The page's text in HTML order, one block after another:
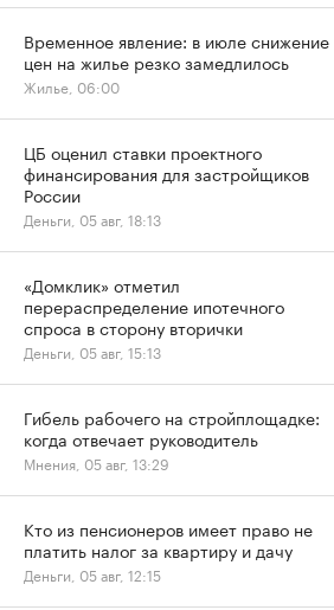
Временное явление: в июле снижение
цен на жилье резко замедлилось
Жилье, 06:00
ЦБ оценил ставки проектного
финансирования для застройщиков
России
Деньги, 05 авг, 18:13
«Домклик» отметил
перераспределение ипотечного
спроса в сторону вторички
Деньги, 05 авг, 15:13
Гибель рабочего на стройплощадке:
когда отвечает руководитель
Мнения, 05 авг, 13:29
Кто из пенсионеров имеет право не
платить налог за квартиру и дачу
Деньги, 05 авг, 12:15